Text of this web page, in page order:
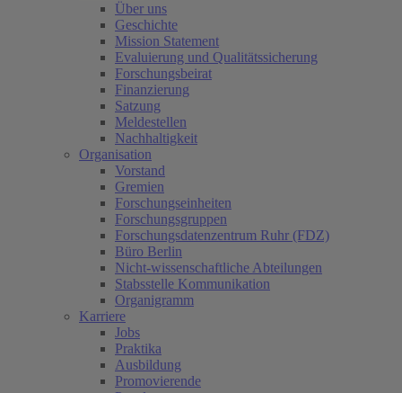
Über uns
Geschichte
Mission Statement
Evaluierung und Qualitätssicherung
Forschungsbeirat
Finanzierung
Satzung
Meldestellen
Nachhaltigkeit
Organisation
Vorstand
Gremien
Forschungseinheiten
Forschungsgruppen
Forschungsdatenzentrum Ruhr (FDZ)
Büro Berlin
Nicht-wissenschaftliche Abteilungen
Stabsstelle Kommunikation
Organigramm
Karriere
Jobs
Praktika
Ausbildung
Promovierende